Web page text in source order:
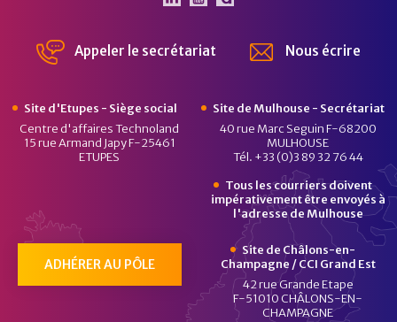
Appeler le secrétariat Nous écrire
Site d'Etupes - Siège social
Centre d'affaires Technoland
15 rue Armand Japy F-25461
ETUPES
Site de Mulhouse - Secrétariat
40 rue Marc Seguin F-68200
MULHOUSE
Tél. +33 (0)3 89 32 76 44
Tous les courriers doivent
impérativement être envoyés à
l'adresse de Mulhouse
ADHÉRER AU PÔLE
Site de Châlons-en-
Champagne / CCI Grand Est
42 rue Grande Etape
F-51010 CHÂLONS-EN-
CHAMPAGNE